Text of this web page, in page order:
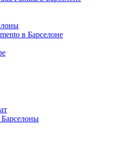
в Барселоне